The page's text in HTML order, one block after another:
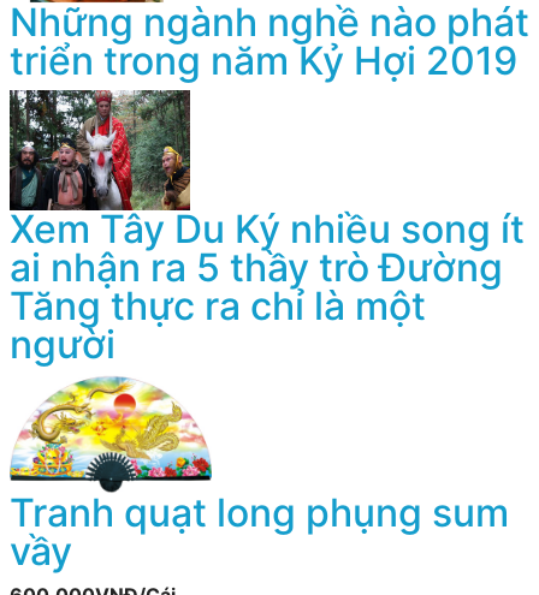
Những ngành nghề nào phát
triển trong năm Kỷ Hợi 2019
Xem Tây Du Ký nhiều song ít
ai nhận ra 5 thầy trò Đường
Tăng thực ra chỉ là một
người
Tranh quạt long phụng sum
vầy